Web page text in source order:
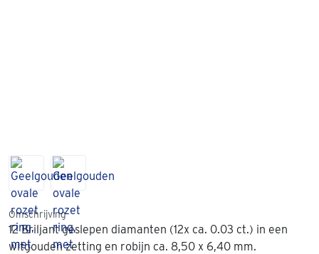
Omschrijving
12 Briljant geslepen diamanten (12x ca. 0.03 ct.) in een
witgouden zetting en robijn ca. 8,50 x 6,40 mm.